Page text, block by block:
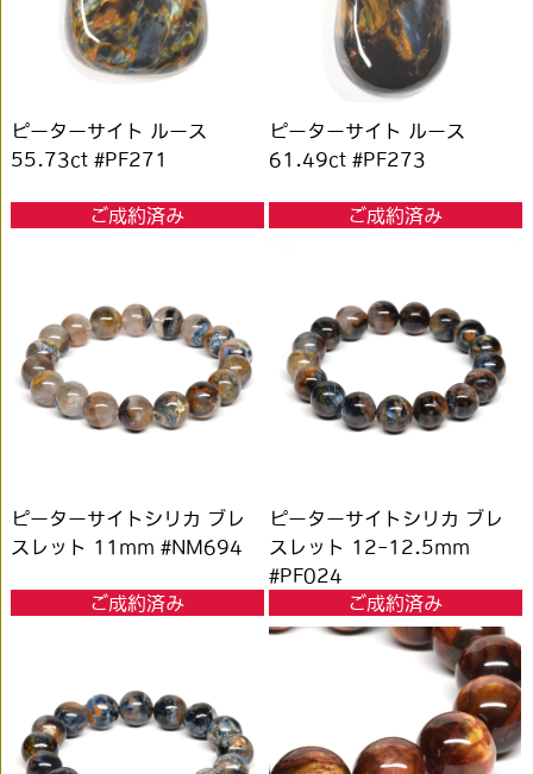
ピーターサイト ルース
55.73ct #PF271
ご成約済み
ピーターサイト ルース
61.49ct #PF273
ご成約済み
ピーターサイトシリカ ブレ
スレット 11mm #NM694
ご成約済み
ピーターサイトシリカ ブレ
スレット 12-12.5mm
#PF024
ご成約済み